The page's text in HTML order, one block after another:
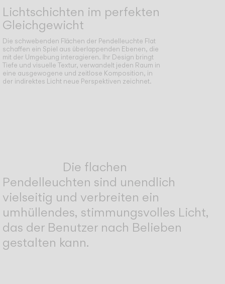
Lichtschichten im perfekten
Gleichgewicht
Die schwebenden Flächen der Pendelleuchte Flat
schaffen ein Spiel aus überlappenden Ebenen, die
mit der Umgebung interagieren. Ihr Design bringt
Tiefe und visuelle Textur, verwandelt jeden Raum in
eine ausgewogene und zeitlose Komposition, in
der indirektes Licht neue Perspektiven zeichnet.
Die flachen
Pendelleuchten sind unendlich
vielseitig und verbreiten ein
umhüllendes, stimmungsvolles Licht,
das der Benutzer nach Belieben
gestalten kann.